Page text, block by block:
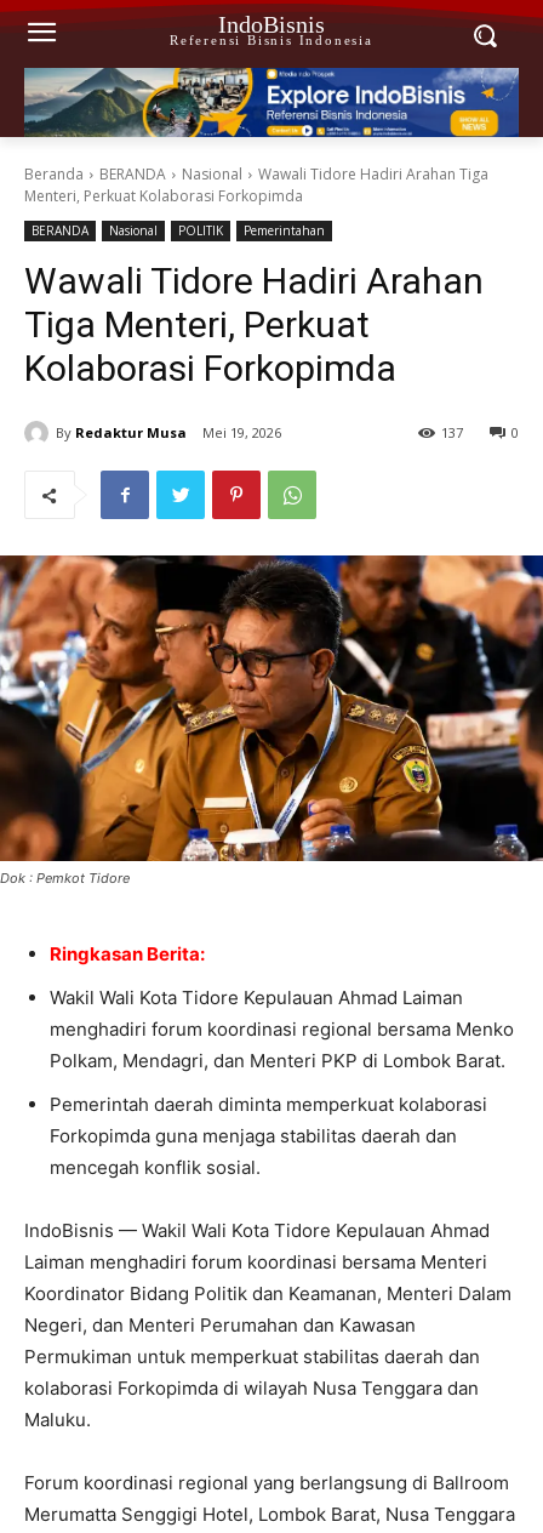
IndoBisnis
Referensi Bisnis Indonesia
Beranda BERANDA Nasional
Wawali Tidore Hadiri Arahan Tiga
Menteri, Perkuat Kolaborasi Forkopimda
BERANDA Nasional POLITIK Pemerintahan
Wawali Tidore Hadiri Arahan
Tiga Menteri, Perkuat
Kolaborasi Forkopimda
By Redaktur Musa Mei 19, 2026 0
137
Dok : Pemkot Tidore
Ringkasan Berita:
Wakil Wali Kota Tidore Kepulauan Ahmad Laiman
menghadiri forum koordinasi regional bersama Menko
Polkam, Mendagri, dan Menteri PKP di Lombok Barat.
Pemerintah daerah diminta memperkuat kolaborasi
Forkopimda guna menjaga stabilitas daerah dan
mencegah konflik sosial.
IndoBisnis — Wakil Wali Kota Tidore Kepulauan Ahmad
Laiman menghadiri forum koordinasi bersama Menteri
Koordinator Bidang Politik dan Keamanan, Menteri Dalam
Negeri, dan Menteri Perumahan dan Kawasan
Permukiman untuk memperkuat stabilitas daerah dan
kolaborasi Forkopimda di wilayah Nusa Tenggara dan
Maluku.
Forum koordinasi regional yang berlangsung di Ballroom
Merumatta Senggigi Hotel, Lombok Barat, Nusa Tenggara